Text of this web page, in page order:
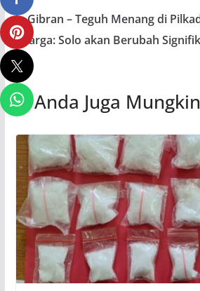
Gibran – Teguh Menang di
Warga: Solo akan Berubah
Anda Juga